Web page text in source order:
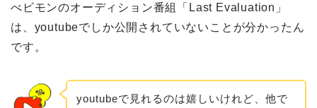
べビモンのオーディション番組「Last Evaluation」
は、youtubeでしか公開されていないことが分かったん
です。
youtubeで見れるのは嬉しいけれど、他で